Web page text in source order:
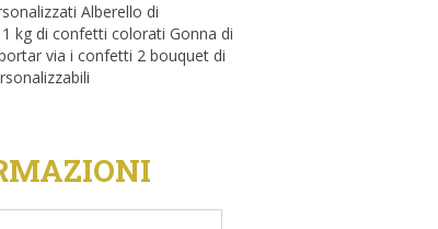
Alberello di
kg di confetti colorati Gonna di
via i confetti 2 bouquet di